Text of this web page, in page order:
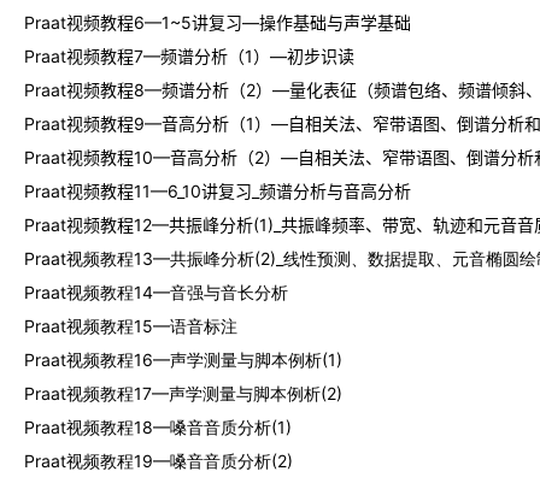
Praat视频教程6—1~5讲复习—操作基础与声学基础
Praat视频教程7—频谱分析（1）—初步识读
Praat视频教程8—频谱分析（2）—量化表征（频谱包络、频谱倾斜
Praat视频教程9—音高分析（1）—自相关法、窄带语图、倒谱分析
Praat视频教程10—音高分析（2）—自相关法、窄带语图、倒谱分析
Praat视频教程11—6_10讲复习_频谱分析与音高分析
Praat视频教程12—共振峰分析(1)_共振峰频率、带宽、轨迹和元音音
Praat视频教程13—共振峰分析(2)_线性预测、数据提取、元音椭圆绘
Praat视频教程14—音强与音长分析
Praat视频教程15—语音标注
Praat视频教程16—声学测量与脚本例析(1)
Praat视频教程17—声学测量与脚本例析(2)
Praat视频教程18—嗓音音质分析(1)
Praat视频教程19—嗓音音质分析(2)